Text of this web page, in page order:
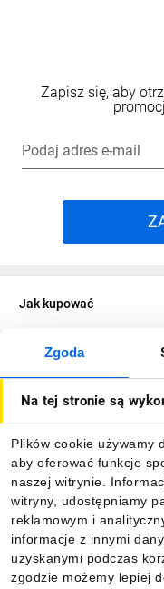
Zgoda
Na tej stronie są
Plików cookie używamy
aby oferować funkcje
naszej witrynie.
witryny, udostępniamy
reklamowym i
informacje z innymi
uzyskanymi podczas
zgodzie możemy lepiej
Zapisz się, aby
Podaj adres e-mail
Jak kupować
O firmie
Informacje
Pobierz